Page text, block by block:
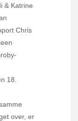
& Katrine
Chris
18.
over, er